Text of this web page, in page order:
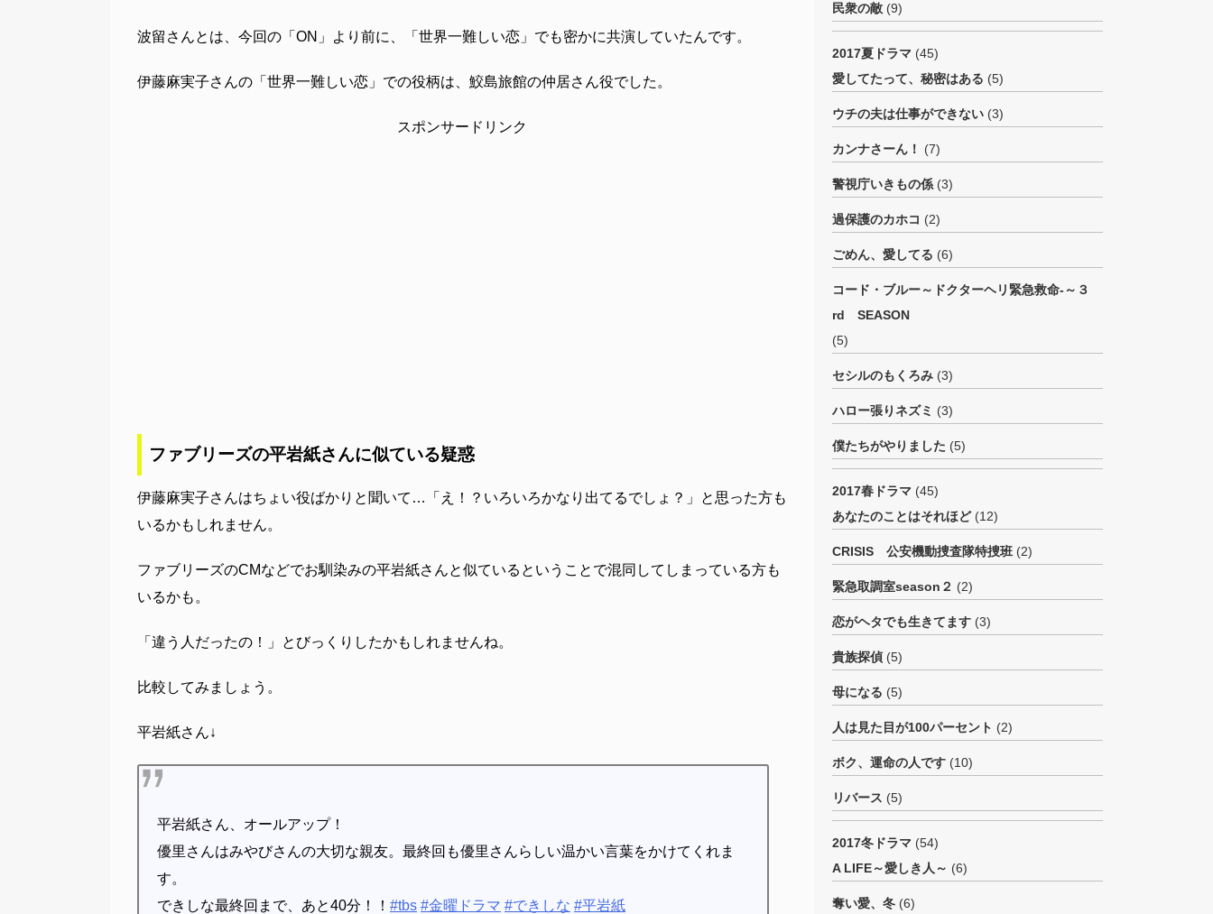
波留さんとは、今回の「ON」より前に、「世界一難しい恋」でも密かに共演していたんです。
伊藤麻実子さんの「世界一難しい恋」での役柄は、鮫島旅館の仲居さん役でした。
スポンサードリンク
ファブリーズの平岩紙さんに似ている疑惑
伊藤麻実子さんはちょい役ばかりと聞いて…「え！？いろいろかなり出てるでしょ？」と思った方も
いるかもしれません。
ファブリーズのCMなどでお馴染みの平岩紙さんと似ているということで混同してしまっている方も
いるかも。
「違う人だったの！」とびっくりしたかもしれませんね。
比較してみましょう。
平岩紙さん↓
平岩紙さん、オールアップ！
優里さんはみやびさんの大切な親友。最終回も優里さんらしい温かい言葉をかけてくれま
す。
できしな最終回まで、あと40分！！ #tbs #金曜ドラマ #できしな #平岩紙
民衆の敵 (9)
2017夏ドラマ (45)
愛してたって、秘密はある (5)
ウチの夫は仕事ができない (3)
カンナさーん！ (7)
警視庁いきもの係 (3)
過保護のカホコ (2)
ごめん、愛してる (6)
コード・ブルー～ドクターヘリ緊急救命-～３
rd SEASON
(5)
セシルのもくろみ (3)
ハロー張りネズミ (3)
僕たちがやりました (5)
2017春ドラマ (45)
あなたのことはそれほど(12)
CRISIS 公安機動捜査隊特捜班 (2)
緊急取調室season２ (2)
恋がヘタでも生きてます (3)
貴族探偵 (5)
母になる (5)
人は見た目が100パーセント (2)
ボク、運命の人です (10)
リバース (5)
2017冬ドラマ (54)
A LIFE～愛しき人～ (6)
奪い愛、冬 (6)